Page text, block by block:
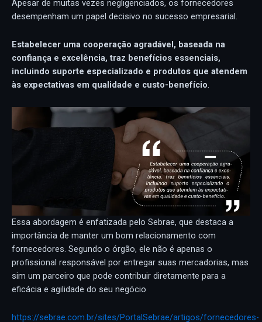
Apesar de muitas vezes negligenciados, os fornecedores
desempenham um papel decisivo no sucesso empresarial.
Estabelecer uma cooperação agradável, baseada na
confiança e excelência, traz benefícios essenciais,
incluindo suporte especializado e produtos que atendem
às expectativas em qualidade e custo-benefício.
Essa abordagem é enfatizada pelo Sebrae, que destaca a
importância de manter um bom relacionamento com
fornecedores. Segundo o órgão, ele não é apenas o
profissional responsável por entregar suas mercadorias, mas
sim um parceiro que pode contribuir diretamente para a
eficácia e agilidade do seu negócio
https://sebrae.com.br/sites/PortalSebrae/artigos/fornecedores-